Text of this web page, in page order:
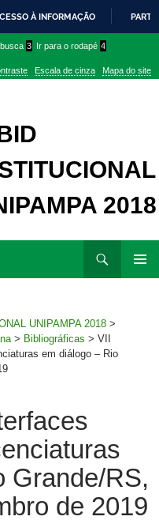
À INFORMAÇÃO
3 Ir para o rodapé 4
Escala de cinza Mapa do site
2018
UNIPAMPA 2018 >
> Bibliográficas > VII
em diálogo – Rio
Grande/RS,
de 2019